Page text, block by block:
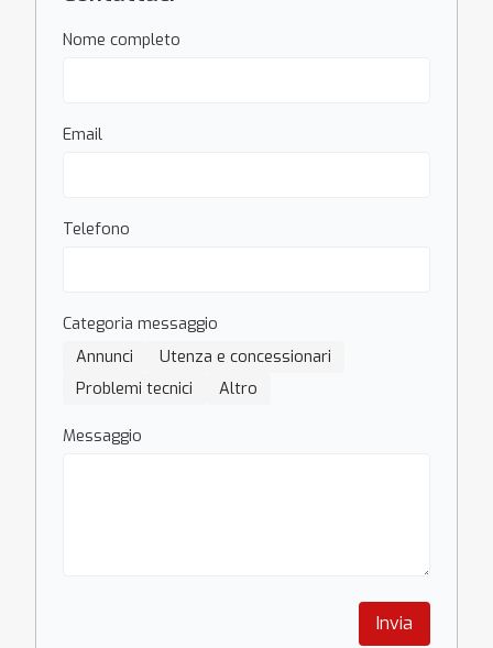
Nome completo
Email
Telefono
Categoria messaggio
Annunci
Utenza e concessionari
Problemi tecnici
Altro
Messaggio
Invia